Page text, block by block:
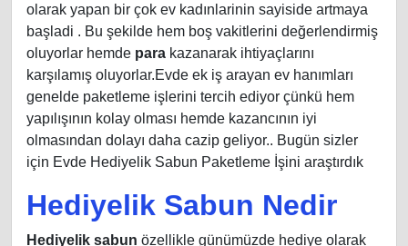
olarak yapan bir çok ev kadınlarinin sayiside artmaya
başladi . Bu şekilde hem boş vakitlerini değerlendirmiş
oluyorlar hemde para kazanarak ihtiyaçlarını
karşılamış oluyorlar.Evde ek iş arayan ev hanımları
genelde paketleme işlerini tercih ediyor çünkü hem
yapılışının kolay olması hemde kazancının iyi
olmasından dolayı daha cazip geliyor.. Bugün sizler
için Evde Hediyelik Sabun Paketleme İşini araştırdık
Hediyelik Sabun Nedir
Hediyelik sabun özellikle günümüzde hediye olarak